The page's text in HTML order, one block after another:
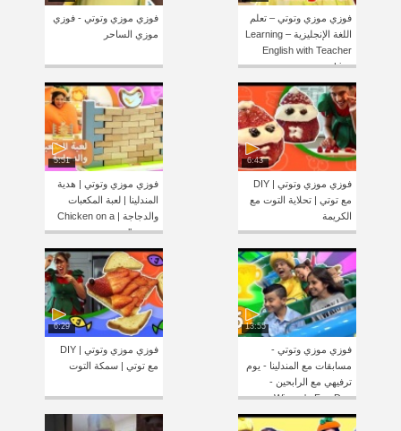
فوزي موزي وتوتي – تعلم
اللغة الإنجليزية – Learning
English with Teacher
Lisa
فوزي موزي وتوتي - فوزي
موزي الساحر
6:43
فوزي موزي وتوتي | DIY
مع توتي | تحلاية التوت مع
الكريمة
5:51
فوزي موزي وتوتي | هدية
المندلينا | لعبة المكعبات
والدجاجة | Chicken on a
wall game
13:55
فوزي موزي وتوتي -
مسابقات مع المندلينا - يوم
ترفيهي مع الرابحين -
Winner's Fun Day
6:29
فوزي موزي وتوتي | DIY
مع توتي | سمكة التوت